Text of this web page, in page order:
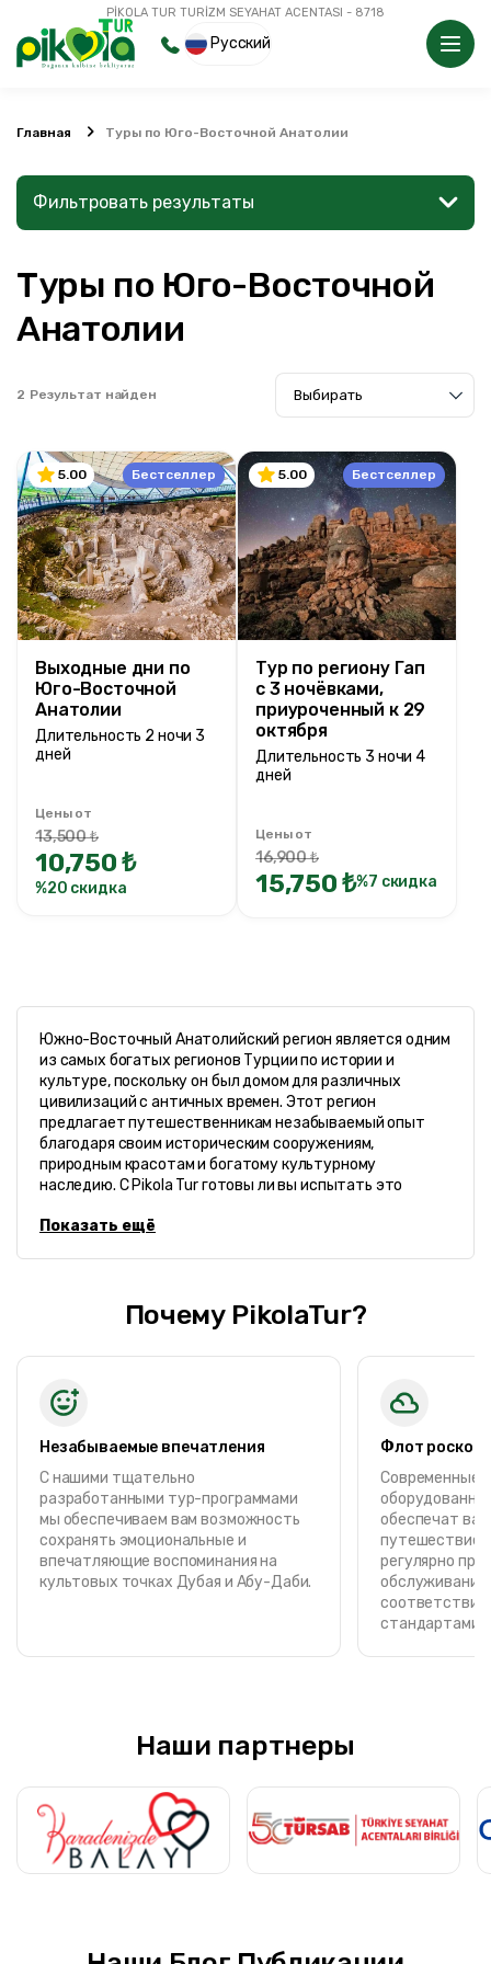
PİKOLA TUR TURİZM SEYAHAT ACENTASI - 8718
Русский
Главная Туры по Юго-Восточной Анатолии
Фильтровать результаты
Найдите место или мероприятие
Ценовой диапазон
0TRY 200000 TRY +
1 ночи 2 дней
1 ночи 2 дней
2 ночи 3 дней
3 ночи 4 дней
3 ночи 5 дней
4 ночи 5 дней
Туры по Юго-Восточной
Анатолии
2 Результат найден
5.00 Бестселлер
Выходные дни по
Юго-Восточной
Анатолии
Длительность 2 ночи 3
дней
Цены от
13,500 ₺
10,750 ₺
%20 скидка
5.00 Бестселлер
Тур по региону Гап
с 3 ночёвками,
приуроченный к 29
октября
Длительность 3 ночи 4
дней
Цены от
16,900 ₺
15,750 ₺%7 скидка
Южно-Восточный Анатолийский регион является одним
из самых богатых регионов Турции по истории и
культуре, поскольку он был домом для различных
цивилизаций с античных времен. Этот регион
предлагает путешественникам незабываемый опыт
благодаря своим историческим сооружениям,
природным красотам и богатому культурному
наследию. С Pikola Tur готовы ли вы испытать это
Показать ещё
Почему PikolaTur?
Незабываемые впечатления
С нашими тщательно
разработанными тур-программами
мы обеспечиваем вам возможность
сохранять эмоциональные и
впечатляющие воспоминания на
культовых точках Дубая и Абу-Даби.
Флот
Современные,
обеспечат
путешествие.
регулярно
обслуживание
соответствии
стандартами
Наши партнеры